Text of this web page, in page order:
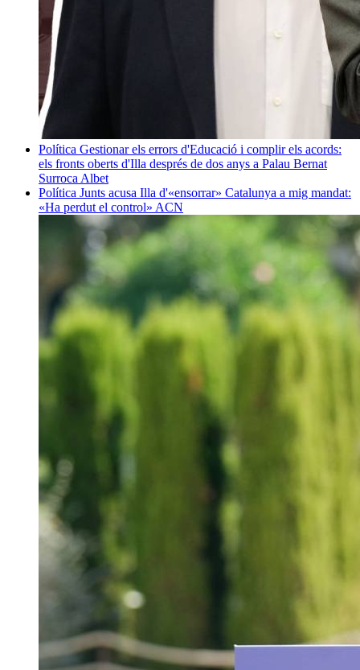
Política Gestionar els errors d'Educació i complir els acords:
els fronts oberts d'Illa després de dos anys a Palau Bernat
Surroca Albet
Política Junts acusa Illa d'«ensorrar» Catalunya a mig mandat:
«Ha perdut el control» ACN